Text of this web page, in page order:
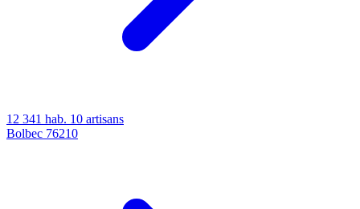
12 341 hab. 10 artisans
Bolbec 76210